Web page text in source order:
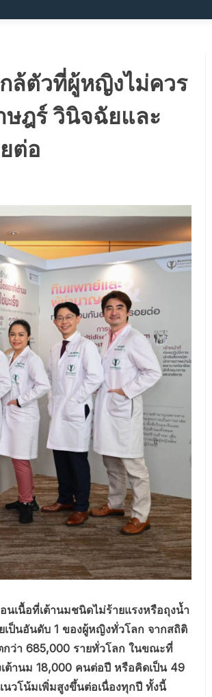
กล้ตัวที่ผู้หญิงไม่ควร
ษฎร์ วินิจฉัยและ
ต่อ
เนื้อที่เต้านมชนิดไม่ร้ายแรงหรือถุงน้ำ
เป็นอันดับ 1 ของผู้หญิงทั่วโลก จากสถิติ
กว่า 685,000 รายทั่วโลก ในขณะที่
ต้านม 18,000 คนต่อปี หรือคิดเป็น 49
วโน้มเพิ่มสูงขึ้นต่อเนื่องทุกปี ทั้งนี้